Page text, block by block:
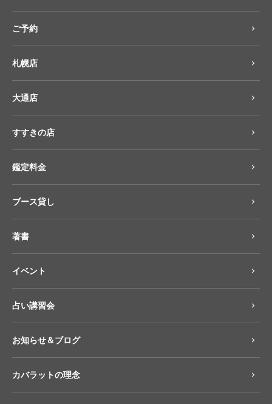
ご予約
札幌店
大通店
すすきの店
鑑定料金
ブース貸し
著書
イベント
占い講習会
お知らせ＆ブログ
カバラットの理念